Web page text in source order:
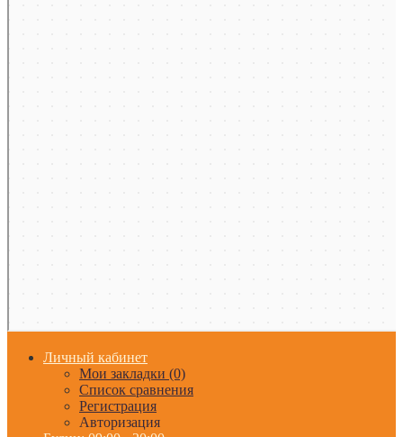
Личный кабинет
Мои закладки (0)
Список сравнения
Регистрация
Авторизация